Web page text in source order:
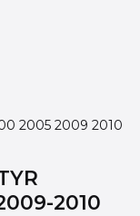
2010